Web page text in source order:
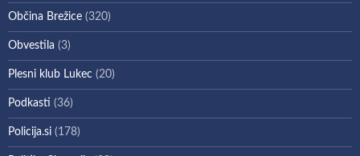
Občina Brežice (320)
Obvestila (3)
Plesni klub Lukec (20)
Podkasti (36)
Policija.si (178)